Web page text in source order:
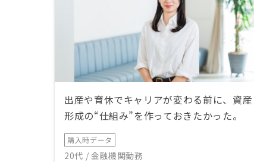
出産や育休でキャリアが変わる前に、資産
形成の“仕組み”を作っておきたかった。
購入時データ
20代 / 金融機関勤務